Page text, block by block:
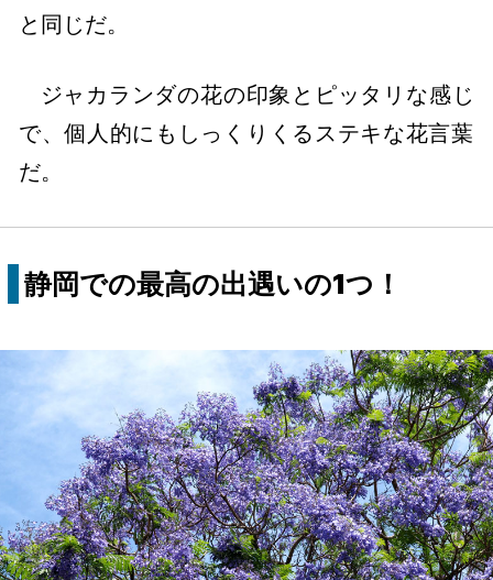
と同じだ。
ジャカランダの花の印象とピッタリな感じ
で、個人的にもしっくりくるステキな花言葉
だ。
静岡での最高の出遇いの1つ！